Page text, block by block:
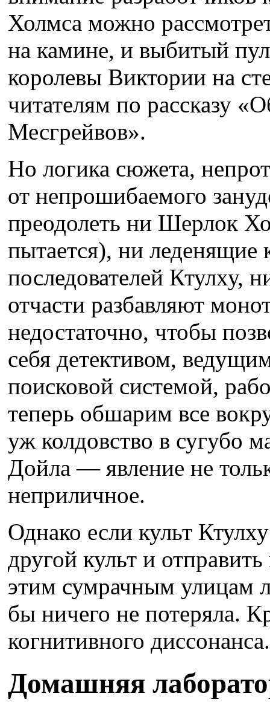
Холмса можно
на камине, и выбитый
королевы Виктории на
читателям по рассказу
Месгрейвов».
Но логика сюжета,
от непрошибаемого
преодолеть ни Шерлок
пытается), ни леденящие
последователей Ктулху,
отчасти разбавляют
недостаточно, чтобы
себя детективом,
поисковой системой,
теперь обшарим все
уж колдовство в сугубо
Дойла — явление не
неприличное.
Однако если культ
другой культ и
этим сумрачным улицам
бы ничего не потеряла.
когнитивного диссонанса.
Домашняя